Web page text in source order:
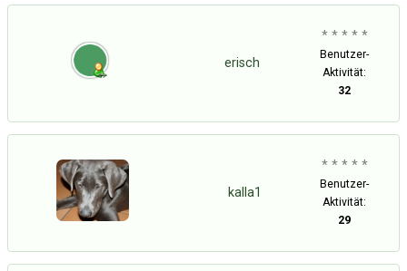
erisch
* * * * *
Benutzer-
Aktivität:
32
kalla1
* * * * *
Benutzer-
Aktivität:
29